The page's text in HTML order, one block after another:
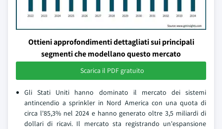
Ottieni approfondimenti dettagliati sui principali
segmenti che modellano questo mercato
Scarica il PDF gratuito
Gli Stati Uniti hanno dominato il mercato dei sistemi
antincendio a sprinkler in Nord America con una quota di
circa l'85,3% nel 2024 e hanno generato oltre 3,5 miliardi di
dollari di ricavi. Il mercato sta registrando un'espansione